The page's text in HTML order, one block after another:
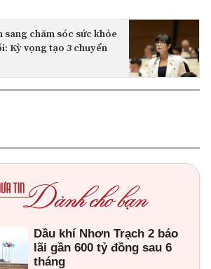
sang chăm sóc sức khỏe
Kỳ vọng tạo 3 chuyển
Dầu khí Nhơn Trạch 2 báo
lãi gần 600 tỷ đồng sau 6
tháng